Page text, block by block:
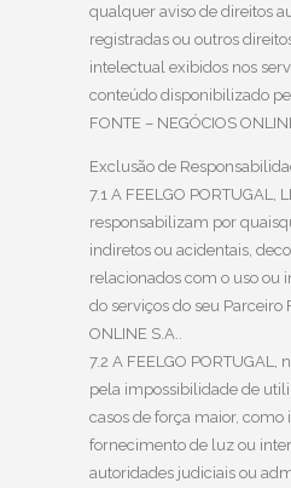
qualquer aviso de direitos
registradas ou outros
intelectual exibidos nos
conteúdo disponibilizado
FONTE – NEGÓCIOS
Exclusão de
7.1 A FEELGO PORTUGAL,
responsabilizam por
indiretos ou acidentais,
relacionados com o uso ou
do serviços do seu Parceiro
ONLINE S.A..
7.2 A FEELGO PORTUGAL,
pela impossibilidade de
casos de força maior, como
fornecimento de luz ou
autoridades judiciais ou